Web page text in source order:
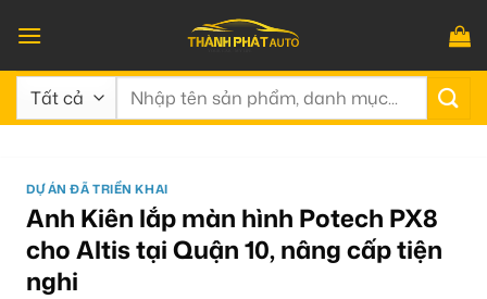
qua
nội
dung
Tìm
DỰ ÁN ĐÃ TRIỂN KHAI
Anh Kiên lắp màn hình Potech PX8
cho Altis tại Quận 10, nâng cấp tiện
nghi